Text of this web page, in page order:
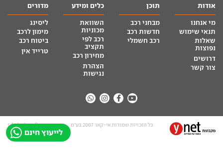
לייעוץ חינם
אודות
מי אנחנו
תנאי שימוש
שאלות
נפוצות
דרושים
צור קשר
תוכן
מבחני רכב
חדשות רכב
רכב חשמלי
כלים ומידע
השוואת
מכוניות
רכב לפי
תקציב
מחירון רכב
הצהרת
נגישות
מדורים
ליסינג
מימון לרכב
ביטוח רכב
טרייד אין
כל הזכויות שמורות אי-קאר 2007 בע”מ site by tq.soft